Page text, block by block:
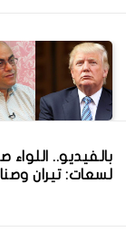
بالفيديو.. اللواء
لسعات: تيران